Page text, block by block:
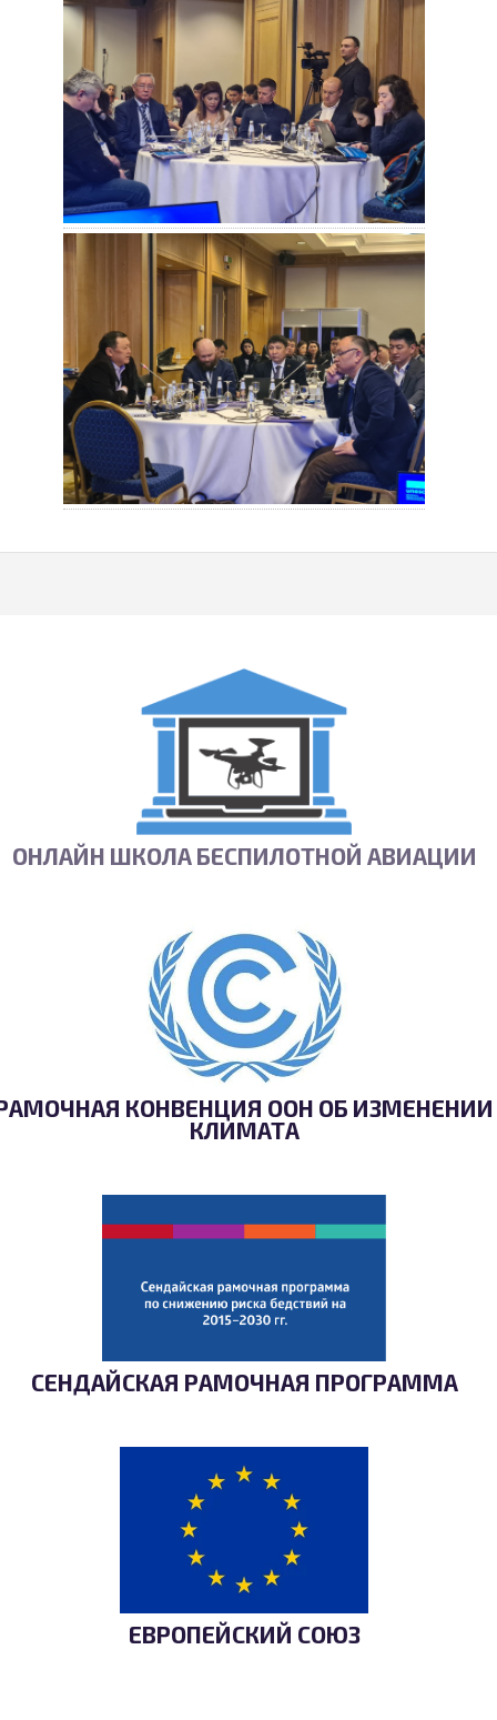
ОНЛАЙН ШКОЛА БЕСПИЛОТНОЙ АВИАЦИИ
КОНВЕНЦИЯ ООН ОБ ИЗМЕНЕНИИ
КЛИМАТА
СЕНДАЙСКАЯ РАМОЧНАЯ ПРОГРАММА
ЕВРОПЕЙСКИЙ СОЮЗ